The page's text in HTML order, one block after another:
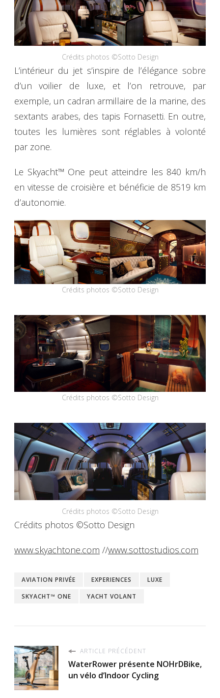
Crédits photos ©Sotto Design
L’intérieur du jet s’inspire de l’élégance sobre
d’un voilier de luxe, et l’on retrouve, par
exemple, un cadran armillaire de la marine, des
sextants arabes, des tapis Fornasetti. En outre,
toutes les lumières sont réglables à volonté
par zone.
Le Skyacht™ One peut atteindre les 840 km/h
en vitesse de croisière et bénéficie de 8519 km
d’autonomie.
Crédits photos ©Sotto Design
Crédits photos ©Sotto Design
Crédits photos ©Sotto Design
Crédits photos ©Sotto Design
www.skyachtone.com //www.sottostudios.com
AVIATION PRIVÉE EXPERIENCES
LUXE
SKYACHT™ ONE
YACHT VOLANT
ARTICLE PRÉCÉDENT
WaterRower présente NOHrDBike,
un vélo d’Indoor Cycling